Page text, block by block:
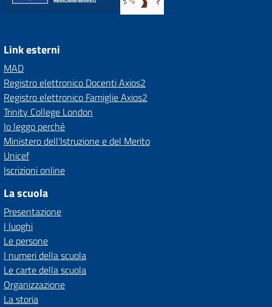
Link esterni
MAD
Registro elettronico Docenti Axios2
Registro elettronico Famiglie Axios2
Trinity College London
Io leggo perché
Ministero dell'Istruzione e del Merito
Unicef
Iscrizioni online
La scuola
Presentazione
I luoghi
Le persone
I numeri della scuola
Le carte della scuola
Organizzazione
La storia